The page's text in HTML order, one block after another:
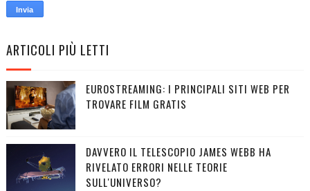
ARTICOLI PIÙ LETTI
EUROSTREAMING: I PRINCIPALI SITI WEB PER
TROVARE FILM GRATIS
DAVVERO IL TELESCOPIO JAMES WEBB HA
RIVELATO ERRORI NELLE TEORIE
SULL'UNIVERSO?